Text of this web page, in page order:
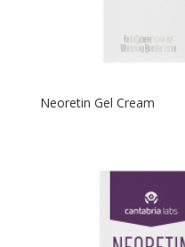
Neoretin Gel Cream